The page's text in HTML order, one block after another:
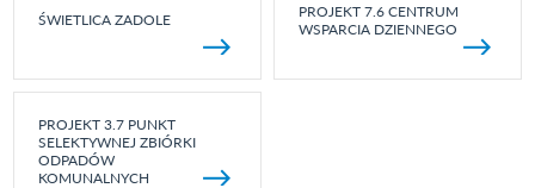
ŚWIETLICA ZADOLE
PROJEKT 7.6 CENTRUM
WSPARCIA DZIENNEGO
PROJEKT 3.7 PUNKT
SELEKTYWNEJ ZBIÓRKI
ODPADÓW
KOMUNALNYCH